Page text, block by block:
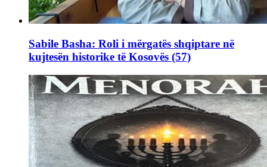
Sabile Basha: Roli i mërgatës shqiptare në
kujtesën historike të Kosovës (57)